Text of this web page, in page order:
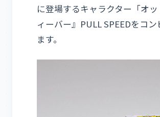
に登場するキャラクター「オ
ィーバー』PULL SPEEDをコ
ます。